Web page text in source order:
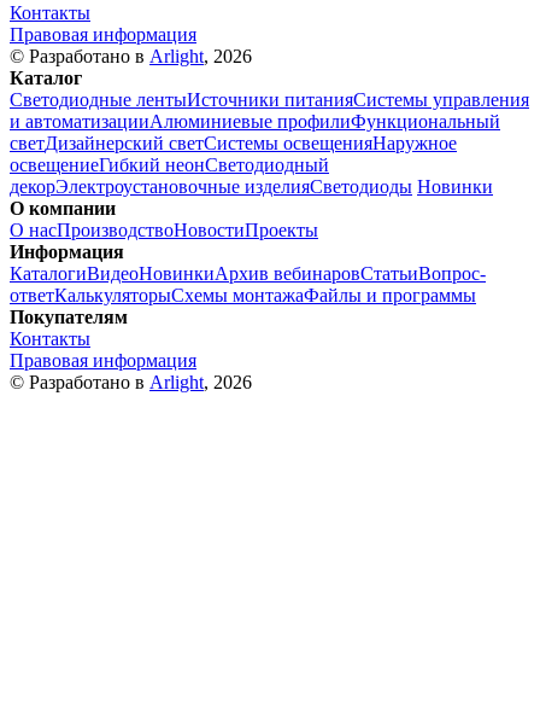
Контакты
Правовая информация
© Разработано в Arlight, 2026
Каталог
Светодиодные лентыИсточники питанияСистемы управления
и автоматизацииАлюминиевые профилиФункциональный
светДизайнерский светСистемы освещенияНаружное
освещениеГибкий неонСветодиодный
декорЭлектроустановочные изделияСветодиоды Новинки
О компании
О насПроизводствоНовостиПроекты
Информация
КаталогиВидеоНовинкиАрхив вебинаровСтатьиВопрос-
ответКалькуляторыСхемы монтажаФайлы и программы
Покупателям
Контакты
Правовая информация
© Разработано в Arlight, 2026